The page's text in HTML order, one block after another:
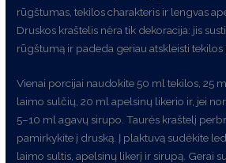
rūgštumas, tekilos charakteris ir lengvas
Druskos kraštelis nėra tik dekoracija: jis
rūgštumą ir padeda geriau atskleisti tekilos
Vienai porcijai naudokite 50 ml tekilos, 25
laimo sulčių, 20 ml apelsinų likerio ir, jei
5–10 ml agavų sirupo. Taurės kraštelį
pamirkykite į druską. Į plaktuvą sudėkite
laimo sultis, apelsinų likerį ir sirupą. Gerai